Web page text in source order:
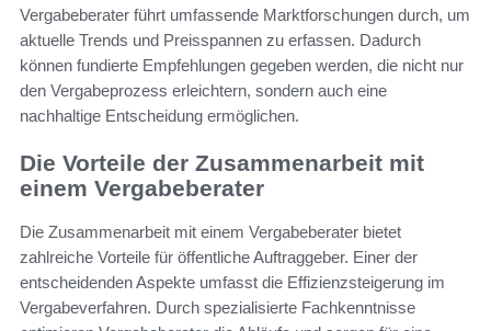
Vergabeberater führt umfassende Marktforschungen durch, um
aktuelle Trends und Preisspannen zu erfassen. Dadurch
können fundierte Empfehlungen gegeben werden, die nicht nur
den Vergabeprozess erleichtern, sondern auch eine
nachhaltige Entscheidung ermöglichen.
Die Vorteile der Zusammenarbeit mit
einem Vergabeberater
Die Zusammenarbeit mit einem Vergabeberater bietet
zahlreiche Vorteile für öffentliche Auftraggeber. Einer der
entscheidenden Aspekte umfasst die Effizienzsteigerung im
Vergabeverfahren. Durch spezialisierte Fachkenntnisse